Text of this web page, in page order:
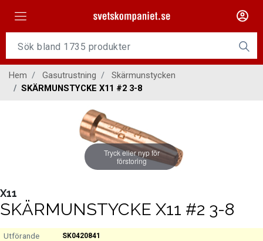
Slangpaket
Kontakt
Hem Gasutrustning
Skärmunstycken
SKÄRMUNSTYCKE X11 #2 3-8
Tryck eller nyp för
förstoring
X11
SKÄRMUNSTYCKE X11 #2 3-8
SK0420841